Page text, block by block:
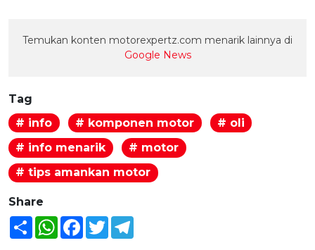
Temukan konten motorexpertz.com menarik lainnya di
Google News
Tag
# info
# komponen motor
# oli
# info menarik
# motor
# tips amankan motor
Share
Share WhatsAppFacebook
Twitter